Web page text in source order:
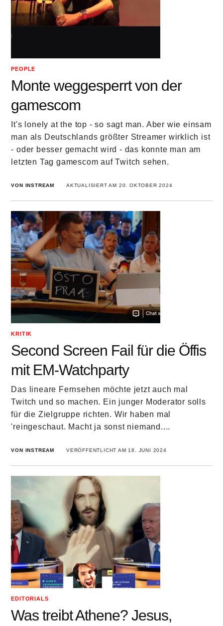
PEOPLE
Monte weggesperrt von der
gamescom
It's lonely at the top - so sagt man. Aber wie einsam
man als Deutschlands größter Streamer wirklich ist
- oder besser gemacht wird - das konnte man am
letzten Tag gamescom auf Twitch sehen.
VON INSTREAM AKTUALISIERT AM 20. OKTOBER 2024
KRITIK
Second Screen Fail für die Öffis
mit EM-Watchparty
Das lineare Fernsehen möchte jetzt auch mal
Twitch und so machen. Ein junger Moderator solls
für die Zielgruppe richten. Wir haben mal
'reingeschaut. Macht ja sonst niemand....
VON INSTREAM VERÖFFENTLICHT AM 18. JUNI 2024
EDITORIALS
Was treibt Athene? Jesus,